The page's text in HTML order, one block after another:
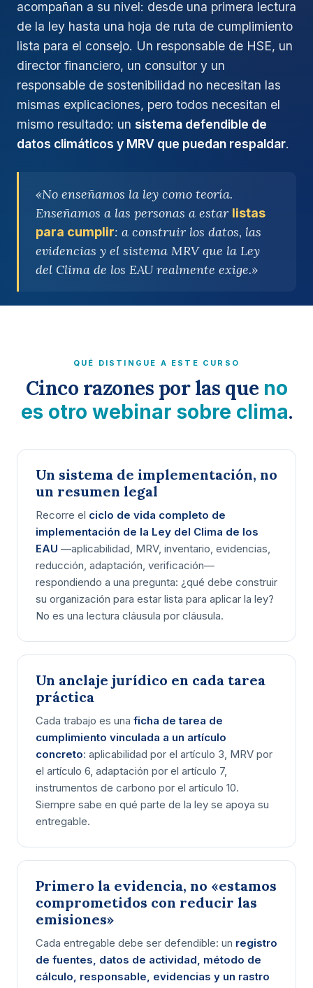
acompañan a su nivel: desde una primera lectura
de la ley hasta una hoja de ruta de cumplimiento
lista para el consejo. Un responsable de HSE, un
director financiero, un consultor y un
responsable de sostenibilidad no necesitan las
mismas explicaciones, pero todos necesitan el
mismo resultado: un sistema defendible de
datos climáticos y MRV que puedan respaldar.
«No enseñamos la ley como teoría.
Enseñamos a las personas a estar listas
para cumplir: a construir los datos, las
evidencias y el sistema MRV que la Ley
del Clima de los EAU realmente exige.»
QUÉ DISTINGUE A ESTE CURSO
Cinco razones por las que no
es otro webinar sobre clima.
Un sistema de implementación, no
un resumen legal
Recorre el ciclo de vida completo de
implementación de la Ley del Clima de los
EAU —aplicabilidad, MRV, inventario, evidencias,
reducción, adaptación, verificación—
respondiendo a una pregunta: ¿qué debe construir
su organización para estar lista para aplicar la ley?
No es una lectura cláusula por cláusula.
Un anclaje jurídico en cada tarea
práctica
Cada trabajo es una ficha de tarea de
cumplimiento vinculada a un artículo
concreto: aplicabilidad por el artículo 3, MRV por
el artículo 6, adaptación por el artículo 7,
instrumentos de carbono por el artículo 10.
Siempre sabe en qué parte de la ley se apoya su
entregable.
Primero la evidencia, no «estamos
comprometidos con reducir las
emisiones»
Cada entregable debe ser defendible: un registro
de fuentes, datos de actividad, método de
cálculo, responsable, evidencias y un rastro